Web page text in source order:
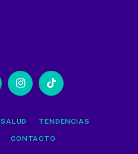
InstagramTikTok
SALUD TENDENCIAS
CONTACTO